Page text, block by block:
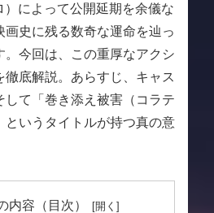
）によって公開延期を余儀な
画史に残る数奇な運命を辿っ
。今回は、この重厚なアクシ
徹底解説。あらすじ、キャス
して「巻き添え被害（コラテ
というタイトルが持つ真の意
内容（目次）